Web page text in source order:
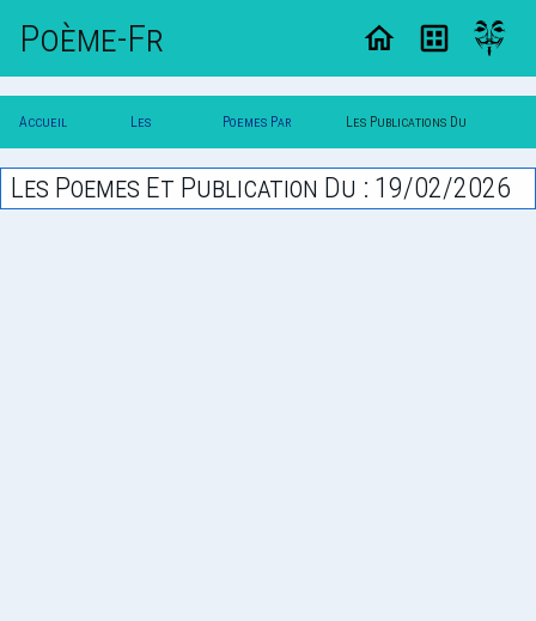
Poème-Fr
Accueil
Poesie
Les
Poesies
Poemes Par Les Publications Du
19/02/2026
Les Poemes Et Publication Du : 19/02/2026